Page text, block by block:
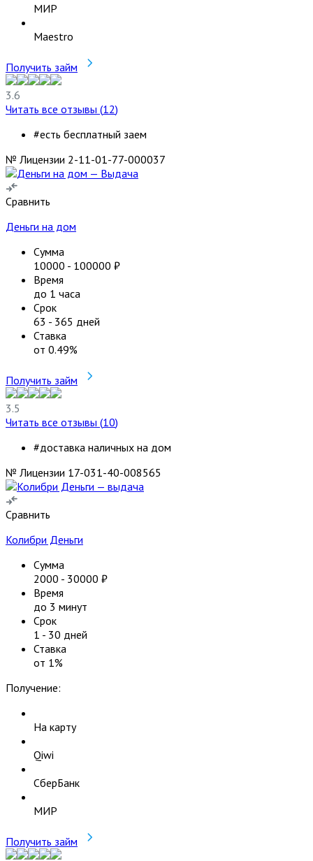
МИР
Maestro
Получить займ
3.6
Читать все отзывы (12)
#есть бесплатный заем
№ Лицензии 2-11-01-77-000037
Сравнить
Деньги на дом
Сумма
10000 - 100000 ₽
Время
до 1 часа
Срок
63 - 365 дней
Ставка
от 0.49%
Получить займ
3.5
Читать все отзывы (10)
#доставка наличных на дом
№ Лицензии 17-031-40-008565
Сравнить
Колибри Деньги
Сумма
2000 - 30000 ₽
Время
до 3 минут
Срок
1 - 30 дней
Ставка
от 1%
Получение:
На карту
Qiwi
СберБанк
МИР
Получить займ